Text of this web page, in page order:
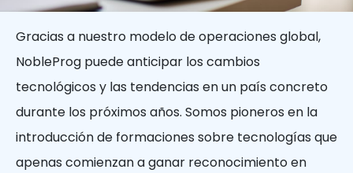
Gracias a nuestro modelo de operaciones global,
NobleProg puede anticipar los cambios
tecnológicos y las tendencias en un país concreto
durante los próximos años. Somos pioneros en la
introducción de formaciones sobre tecnologías que
apenas comienzan a ganar reconocimiento en